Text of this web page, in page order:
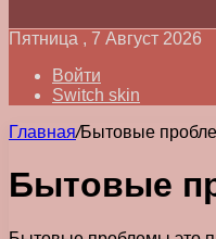
Пятница , 7 Август 2026
Войти
Switch skin
Главная/Бытовые
Бытовые